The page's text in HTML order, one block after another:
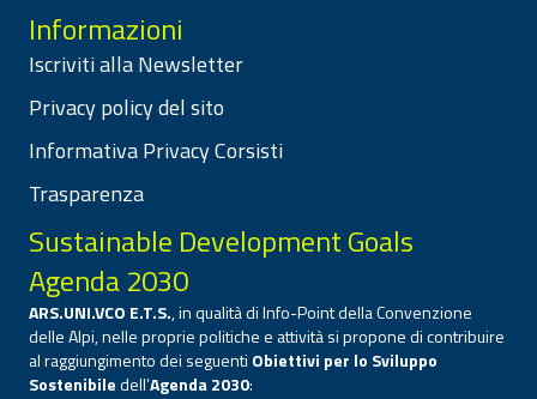
Informazioni
Iscriviti alla Newsletter
Privacy policy del sito
Informativa Privacy Corsisti
Trasparenza
Sustainable Development Goals
Agenda 2030
ARS.UNI.VCO E.T.S., in qualità di Info-Point della Convenzione
delle Alpi, nelle proprie politiche e attività si propone di contribuire
al raggiungimento dei seguenti Obiettivi per lo Sviluppo
Sostenibiledell’Agenda 2030: